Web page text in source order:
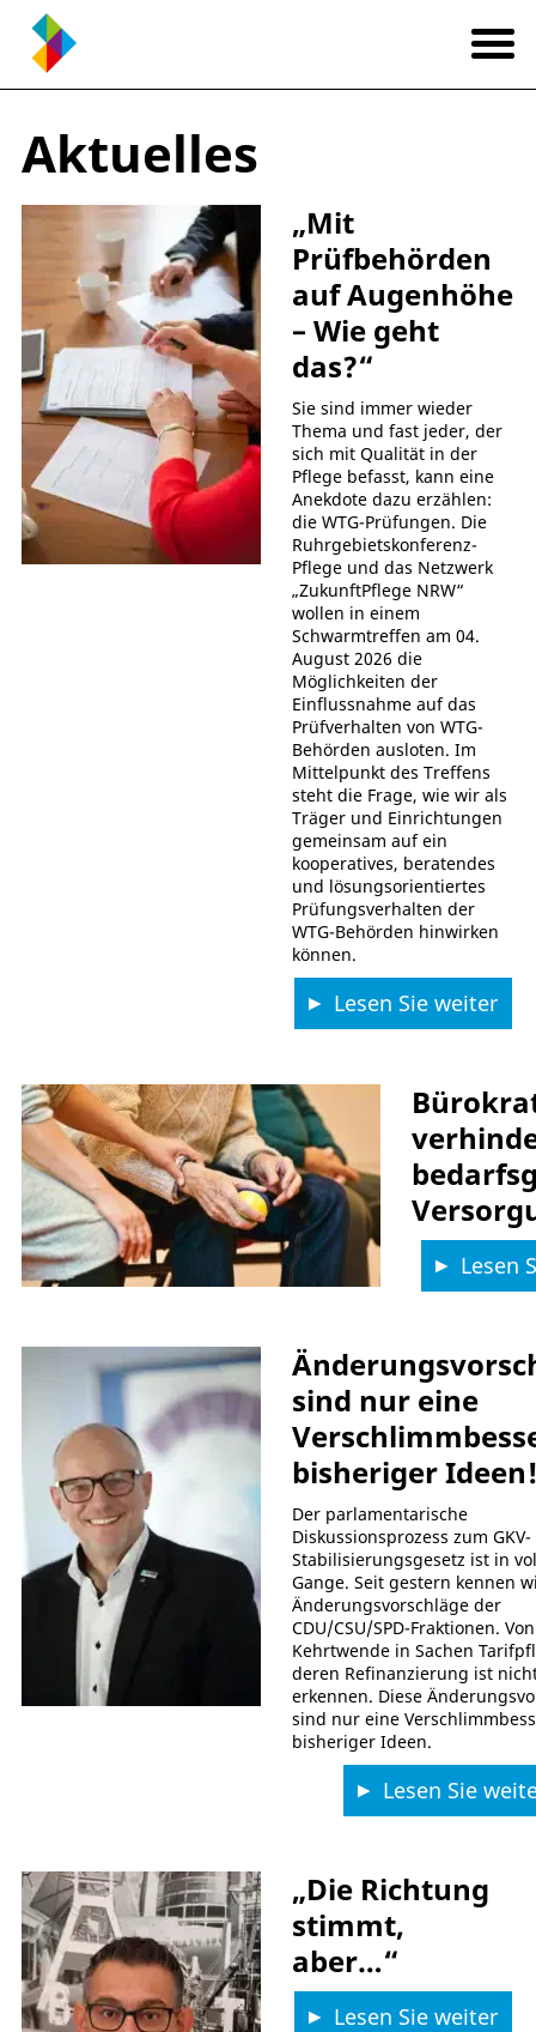
Aktuelles
„Mit
Prüfbehörden
auf Augenhöhe
– Wie geht
das?“
Sie sind immer wieder
Thema und fast jeder, der
sich mit Qualität in der
Pflege befasst, kann eine
Anekdote dazu erzählen:
die WTG-Prüfungen. Die
Ruhrgebietskonferenz-
Pflege und das Netzwerk
„ZukunftPflege NRW“
wollen in einem
Schwarmtreffen am 04.
August 2026 die
Möglichkeiten der
Einflussnahme auf das
Prüfverhalten von WTG-
Behörden ausloten. Im
Mittelpunkt des Treffens
steht die Frage, wie wir als
Träger und Einrichtungen
gemeinsam auf ein
kooperatives, beratendes
und lösungsorientiertes
Prüfungsverhalten der
WTG-Behörden hinwirken
können.
Lesen Sie weiter
Lesen
sind nur eine
bisheriger
Der parlamentarische
Diskussionsprozess zum GKV-
Stabilisierungsgesetz ist in
Gange. Seit gestern kennen
Änderungsvorschläge der
CDU/CSU/SPD-Fraktionen.
Kehrtwende in Sachen
deren Refinanzierung ist
erkennen. Diese
sind nur eine
bisheriger Ideen.
Lesen Sie
„Die Richtung
stimmt,
aber…“
Lesen Sie weiter